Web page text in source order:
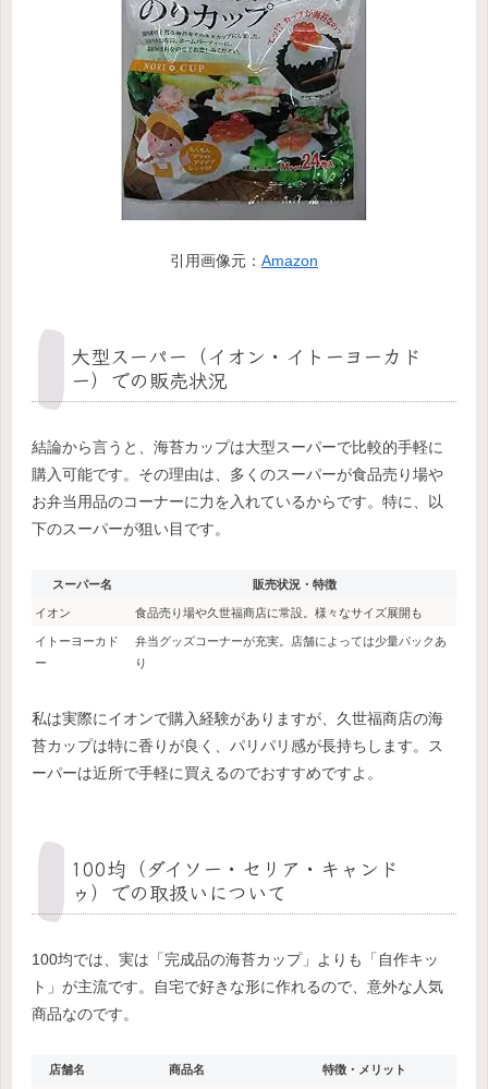
引用画像元： Amazon
大型スーパー（イオン・イトーヨーカド
ー）での販売状況
結論から言うと、海苔カップは大型スーパーで比較的手軽に
購入可能です。その理由は、多くのスーパーが食品売り場や
お弁当用品のコーナーに力を入れているからです。特に、以
下のスーパーが狙い目です。
スーパー名 販売状況・特徴
イオン 食品売り場や久世福商店に常設。様々なサイズ展開も
イトーヨーカド
ー
弁当グッズコーナーが充実。店舗によっては少量パックあ
り
私は実際にイオンで購入経験がありますが、久世福商店の海
苔カップは特に香りが良く、パリパリ感が長持ちします。ス
ーパーは近所で手軽に買えるのでおすすめですよ。
100均（ダイソー・セリア・キャンド
ゥ）での取扱いについて
100均では、実は「完成品の海苔カップ」よりも「自作キッ
ト」が主流です。自宅で好きな形に作れるので、意外な人気
商品なのです。
店舗名 商品名 特徴・メリット